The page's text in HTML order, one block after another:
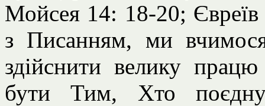
Мойсея 14: 18-20;
з Писанням, ми
здійснити велику
бути Тим, Хто